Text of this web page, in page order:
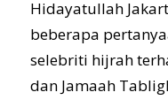
Hidayatullah
beberapa
selebriti hijrah
dan Jamaah